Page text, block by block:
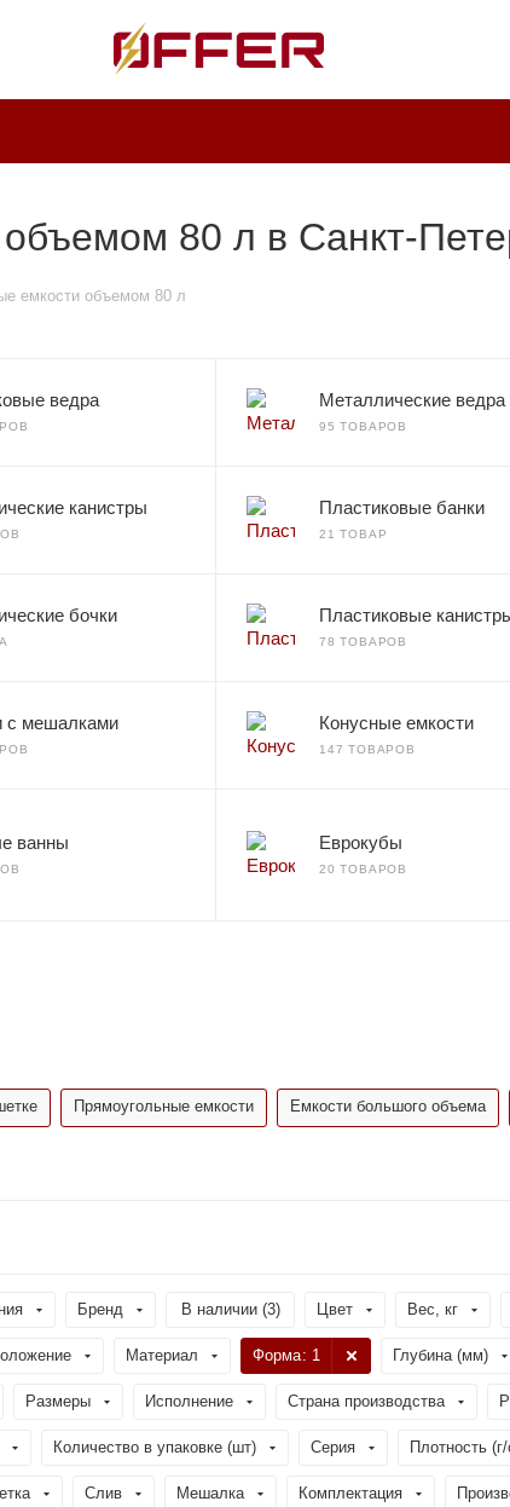
80 л в Санкт-
емкости объемом 80 л
ведра Металлические ведра
95 ТОВАРОВ
канистры Пластиковые банки
21 ТОВАР
бочки Пластиковые
78 ТОВАРОВ
с мешалками Конусные емкости
147 ТОВАРОВ
ванны Еврокубы
20 ТОВАРОВ
Прямоугольные емкости Емкости большого объема
Бренд В наличии (3) Цвет Вес, кг
Материал Форма: 1 Глубина (мм)
Размеры Исполнение Страна производства
Количество в упаковке (шт) Серия Плотность
Слив Мешалка Комплектация